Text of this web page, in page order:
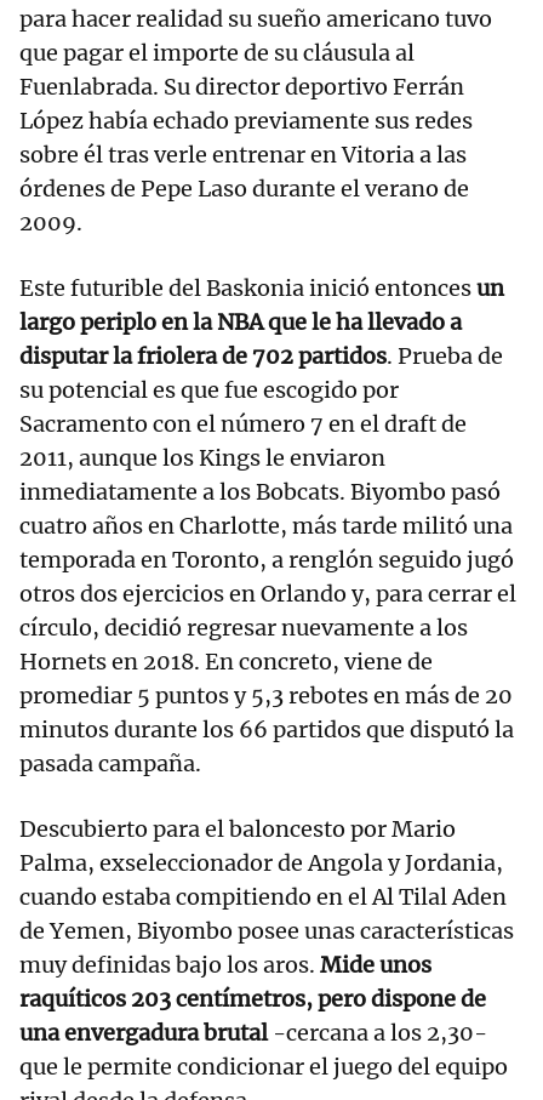
para hacer realidad su sueño americano tuvo
que pagar el importe de su cláusula al
Fuenlabrada. Su director deportivo Ferrán
López había echado previamente sus redes
sobre él tras verle entrenar en Vitoria a las
órdenes de Pepe Laso durante el verano de
2009.
Este futurible del Baskonia inició entoncesun
largo periplo en la NBA que le ha llevado a
disputar la friolera de 702 partidos. Prueba de
su potencial es que fue escogido por
Sacramento con el número 7 en el draft de
2011, aunque los Kings le enviaron
inmediatamente a los Bobcats. Biyombo pasó
cuatro años en Charlotte, más tarde militó una
temporada en Toronto, a renglón seguido jugó
otros dos ejercicios en Orlando y, para cerrar el
círculo, decidió regresar nuevamente a los
Hornets en 2018. En concreto, viene de
promediar 5 puntos y 5,3 rebotes en más de 20
minutos durante los 66 partidos que disputó la
pasada campaña.
Descubierto para el baloncesto por Mario
Palma, exseleccionador de Angola y Jordania,
cuando estaba compitiendo en el Al Tilal Aden
de Yemen, Biyombo posee unas características
muy definidas bajo los aros. Mide unos
raquíticos 203 centímetros, pero dispone de
una envergadura brutal-cercana a los 2,30-
que le permite condicionar el juego del equipo